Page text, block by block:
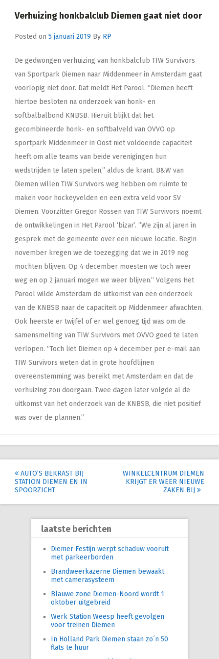
Verhuizing honkbalclub Diemen gaat niet door
Posted on 5 januari 2019 By RP
De gedwongen verhuizing van honkbalclub TIW Survivors
van Sportpark Diemen naar Middenmeer in Amsterdam gaat
voorlopig niet door. Dat meldt Het Parool. ‘’Diemen heeft
hiertoe besloten na onderzoek van honk- en
softbalbalbond KNBSB. Hieruit blijkt dat het
gecombineerde honk- en softbalveld van OVVO op
sportpark Middenmeer in Oost niet voldoende capaciteit
heeft om alle teams van beide verenigingen hun
wedstrijden te laten spelen,’’ aldus de krant. B&W van
Diemen willen TIW Survivors weg hebben om ruimte te
maken voor hockeyvelden en een extra veld voor SV
Diemen. Voorzitter Gregor Rossen van TIW Survivors noemt
de ontwikkelingen in Het Parool ‘bizar’. ‘’We zijn al jaren in
gesprek met de gemeente over een nieuwe locatie. Begin
november kregen we de toezegging dat we in 2019 nog
mochten blijven. Op 4 december moesten we toch weer
weg en op 2 januari mogen we weer blijven.’’ Volgens Het
Parool wilde Amsterdam de uitkomst van een onderzoek
van de KNBSB naar de capaciteit op Middenmeer afwachten.
Ook heerste er twijfel of er wel genoeg tijd was om de
samensmelting van TIW Survivors met OVVO goed te laten
verlopen. ‘’Toch liet Diemen op 4 december per e-mail aan
TIW Survivors weten dat in grote hoofdlijnen
overeenstemming was bereikt met Amsterdam en dat de
verhuizing zou doorgaan. Twee dagen later volgde al de
uitkomst van het onderzoek van de KNBSB, die niet positief
was over de plannen.’’
Post
navigation
AUTO’S BEKRAST BIJ
STATION DIEMEN EN IN
SPOORZICHT
WINKELCENTRUM DIEMEN
KRIJGT ER WEER NIEUWE
ZAKEN BIJ
laatste berichten
Diemer Festijn werpt schaduw vooruit
met parkeerborden
Brandweerkazerne Diemen bewaakt
met camerasysteem
Blauwe zone Diemen-Noord wordt 1
oktober uitgebreid
Werk Station Weesp heeft gevolgen
voor treinen Diemen
In Holland Park Diemen staan zo´n 50
flats te huur